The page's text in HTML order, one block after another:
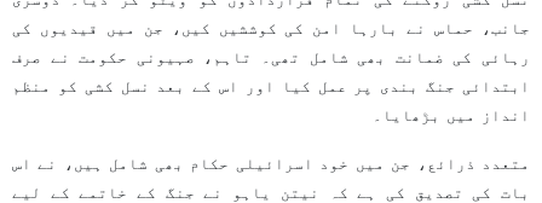
جانب، حماس نے بارہا امن کی کوششیں کیں، جن میں قیدیوں کی
رہائی کی ضمانت بھی شامل تھی۔ تاہم، صہیونی حکومت نے صرف
ابتدائی جنگ بندی پر عمل کیا اور اس کے بعد نسل کشی کو منظم
انداز میں بڑھایا۔
متعدد ذرائع، جن میں خود اسرائیلی حکام بھی شامل ہیں، نے اس
بات کی تصدیق کی ہے کہ نیتن یاہو نے جنگ کے خاتمے کے لیے